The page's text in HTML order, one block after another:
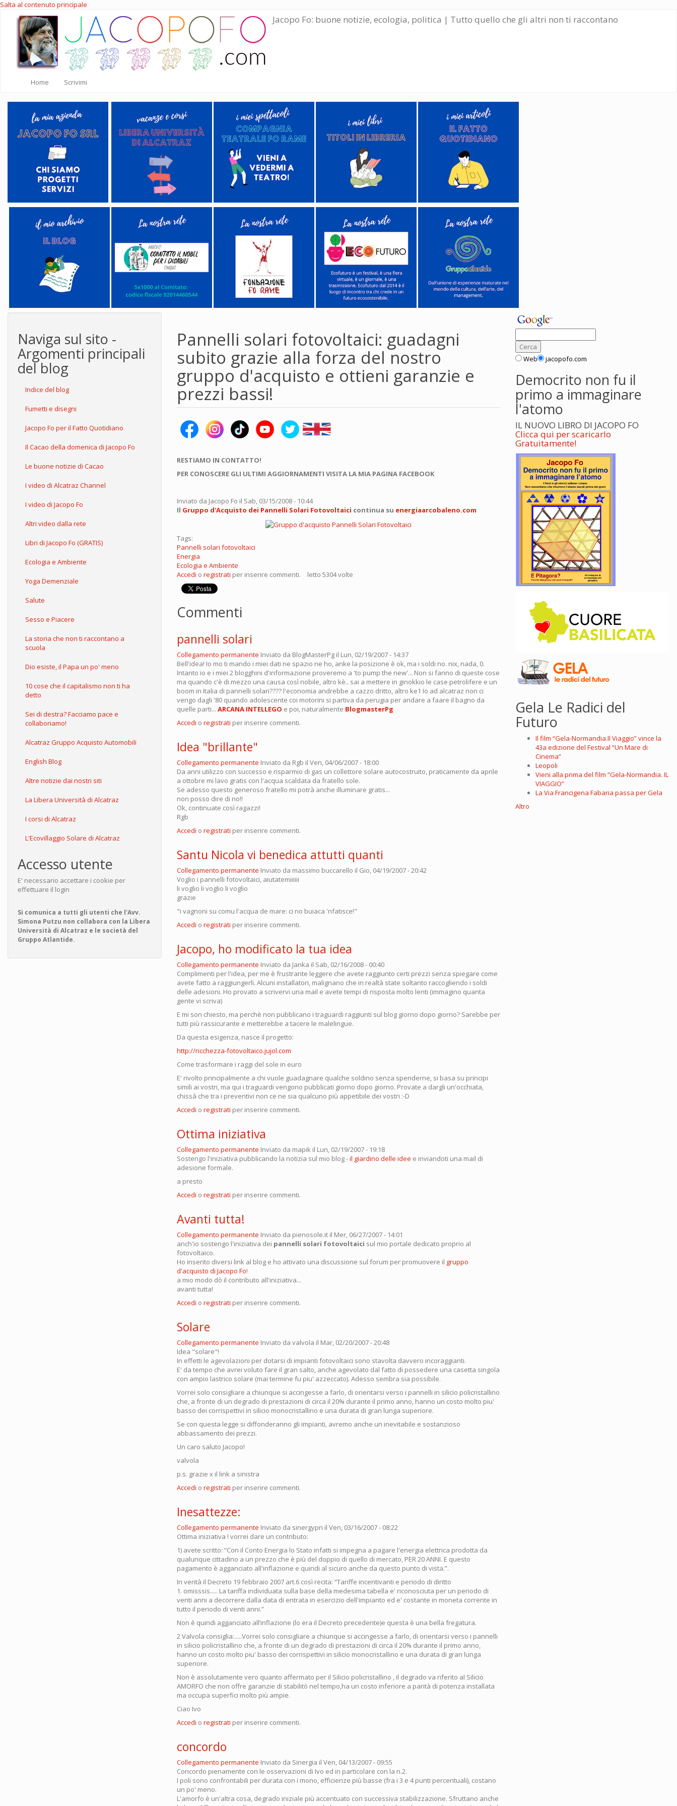
Salta al contenuto principale
Jacopo Fo: buone notizie, ecologia, politica | Tutto quello che gli altri non ti raccontano
Home Scrivimi
Naviga sul sito -
Argomenti principali
del blog
Indice del blog
Fumetti e disegni
Jacopo Fo per il Fatto Quotidiano
Il Cacao della domenica di Jacopo Fo
Le buone notizie di Cacao
I video di Alcatraz Channel
I video di Jacopo Fo
Altri video dalla rete
Libri di Jacopo Fo (GRATIS)
Ecologia e Ambiente
Yoga Demenziale
Salute
Sesso e Piacere
La storia che non ti raccontano a
scuola
Dio esiste, il Papa un po' meno
10 cose che il capitalismo non ti ha
detto
Sei di destra? Facciamo pace e
collaboriamo!
Alcatraz Gruppo Acquisto Automobili
English Blog
Altre notizie dai nostri siti
La Libera Università di Alcatraz
I corsi di Alcatraz
L'Ecovillaggio Solare di Alcatraz
Accesso utente
E' necessario accettare i cookie per
effettuare il login
Si comunica a tutti gli utenti che l'Avv.
Simona Putzu non collabora con la Libera
Università di Alcatraz e le società del
Gruppo Atlantide.
Pannelli solari fotovoltaici: guadagni
subito grazie alla forza del nostro
gruppo d'acquisto e ottieni garanzie e
prezzi bassi!
RESTIAMO IN CONTATTO!
PER CONOSCERE GLI ULTIMI AGGIORNAMENTI VISITA LA MIA PAGINA FACEBOOK
Inviato da Jacopo Fo il Sab, 03/15/2008 - 10:44
Il Gruppo d'Acquisto dei Pannelli Solari Fotovoltaici continua su energiaarcobaleno.com
Tags:
Pannelli solari fotovoltaici
Energia
Ecologia e Ambiente
Accedi o registrati per inserire commenti. letto 5304 volte
Commenti
pannelli solari
Collegamento permanente Inviato da BlogMasterPg il Lun, 02/19/2007 - 14:37
Bell'idea! Io mo ti mando i miei dati ne spazio ne ho, anke la posizione è ok, ma i soldi no. nix, nada, 0.
Intanto io e i miei 2 blogghini d'informazione proveremo a 'to pump the new'... Non si fanno di queste cose
ma quando c'è di mezzo una causa così nobile, altro kè.. sai a mettere in ginokkio le case petrolifere e un
boom in Italia di pannelli solari???? l'economia andrebbe a cazzo dritto, altro ke1 Io ad alcatraz non ci
vengo dagli '80 quando adolescente coi motorini si partiva da perugia per andare a faare il bagno da
quelle parti... ARCANA INTELLEGO e poi, naturalmente BlogmasterPg
Accedi o registrati per inserire commenti.
Idea "brillante"
Collegamento permanente Inviato da Rgb il Ven, 04/06/2007 - 18:00
Da anni utilizzo con successo e risparmio di gas un collettore solare autocostruito, praticamente da aprile
a ottobre mi lavo gratis con l'acqua scaldata da fratello sole.
Se adesso questo generoso fratello mi potrà anche illuminare gratis...
non posso dire di no!!
Ok, continuate così ragazzi!
Rgb
Accedi o registrati per inserire commenti.
Santu Nicola vi benedica attutti quanti
Collegamento permanente Inviato da massimo buccarello il Gio, 04/19/2007 - 20:42
Voglio i pannelli fotovoltaici, aiutatemiiiiii
li voglio li voglio li voglio
grazie
"i vagnoni su comu l'acqua de mare: ci no buiaca 'nfatisce!"
Accedi o registrati per inserire commenti.
Jacopo, ho modificato la tua idea
Collegamento permanente Inviato da Janka il Sab, 02/16/2008 - 00:40
Complimenti per l'idea, per me è frustrante leggere che avete raggiunto certi prezzi senza spiegare come
avete fatto a raggiungerli. Alcuni installatori, malignano che in realtà state soltanto raccogliendo i soldi
delle adesioni. Ho provato a scrivervi una mail e avete tempi di risposta molto lenti (immagino quanta
gente vi scriva)
E mi son chiesto, ma perchè non pubblicano i traguardi raggiunti sul blog giorno dopo giorno? Sarebbe per
tutti più rassicurante e metterebbe a tacere le malelingue.
Da questa esigenza, nasce il progetto:
http://ricchezza-fotovoltaico.jujol.com
Come trasformare i raggi del sole in euro
E' rivolto principalmente a chi vuole guadagnare qualche soldino senza spenderne, si basa su principi
simili ai vostri, ma qui i traguardi vengono pubblicati giorno dopo giorno. Provate a dargli un'occhiata,
chissà che tra i preventivi non ce ne sia qualcuno più appetibile dei vostri :-D
Accedi o registrati per inserire commenti.
Ottima iniziativa
Collegamento permanente Inviato da mapik il Lun, 02/19/2007 - 19:18
Sostengo l'iniziativa pubblicando la notizia sul mio blog -il giardino delle idee e inviandoti una mail di
adesione formale.
a presto
Accedi o registrati per inserire commenti.
Avanti tutta!
Collegamento permanente Inviato da pienosole.it il Mer, 06/27/2007 - 14:01
anch'io sostengo l'iniziativa dei pannelli solari fotovoltaici sul mio portale dedicato proprio al
fotovoltaico.
Ho inserito diversi link al blog e ho attivato una discussione sul forum per promuovere il gruppo
d'acquisto di Jacopo Fo!
a mio modo dò il contributo all'iniziativa...
avanti tutta!
Accedi o registrati per inserire commenti.
Solare
Collegamento permanente Inviato da valvola il Mar, 02/20/2007 - 20:48
Idea "solare"!
In effetti le agevolazioni per dotarsi di impianti fotovoltaici sono stavolta davvero incoraggianti.
E' da tempo che avrei voluto fare il gran salto, anche agevolato dal fatto di possedere una casetta singola
con ampio lastrico solare (mai termine fu piu' azzeccato). Adesso sembra sia possibile.
Vorrei solo consigliare a chiunque si accingesse a farlo, di orientarsi verso i pannelli in silicio policristallino
che, a fronte di un degrado di prestazioni di circa il 20% durante il primo anno, hanno un costo molto piu'
basso dei corrispettivi in silicio monocristallino e una durata di gran lunga superiore.
Se con questa legge si diffonderanno gli impianti, avremo anche un inevitabile e sostanzioso
abbassamento dei prezzi.
Un caro saluto Jacopo!
valvola
p.s. grazie x il link a sinistra
Accedi o registrati per inserire commenti.
Inesattezze:
Collegamento permanente Inviato da sinergypn il Ven, 03/16/2007 - 08:22
Ottima iniziativa ! vorrei dare un contributo:
1) avete scritto: “Con il Conto Energia lo Stato infatti si impegna a pagare l'energia elettrica prodotta da
qualunque cittadino a un prezzo che è più del doppio di quello di mercato, PER 20 ANNI. E questo
pagamento è agganciato all'inflazione e quindi al sicuro anche da questo punto di vista.”.
In verità il Decreto 19 febbraio 2007 art.6 così recita: “Tariffe incentivanti e periodo di diritto
1. omisssis..... La tariffa individuata sulla base della medesima tabella e' riconosciuta per un periodo di
venti anni a decorrere dalla data di entrata in esercizio dell'impianto ed e' costante in moneta corrente in
tutto il periodo di venti anni.”
Non è quindi agganciato all’inflazione (lo era il Decreto precedente)e questa è una bella fregatura.
2 Valvola consiglia:.....Vorrei solo consigliare a chiunque si accingesse a farlo, di orientarsi verso i pannelli
in silicio policristallino che, a fronte di un degrado di prestazioni di circa il 20% durante il primo anno,
hanno un costo molto piu' basso dei corrispettivi in silicio monocristallino e una durata di gran lunga
superiore.
Non è assolutamente vero quanto affermato per il Silicio policristallino , il degrado va riferito al Silicio
AMORFO che non offre garanzie di stabilitò nel tempo,ha un costo inferiore a parità di potenza installata
ma occupa superfici molto più ampie.
Ciao Ivo
Accedi o registrati per inserire commenti.
concordo
Collegamento permanente Inviato da Sinergia il Ven, 04/13/2007 - 09:55
Concordo pienamente con le osservazioni di Ivo ed in particolare con la n.2.
I poli sono confrontabili per durata con i mono, efficienze più basse (fra i 3 e 4 punti percentuali), costano
un po' meno.
L'amorfo è un'altra cosa, degrado iniziale più accentuato con successiva stabilizzazione. Sfruttano anche
Web jacopofo.com
Democrito non fu il
primo a immaginare
l'atomo
IL NUOVO LIBRO DI JACOPO FO
Clicca qui per scaricarlo
Gratuitamente!
Gela Le Radici del
Futuro
Il film “Gela-Normandia.Il Viaggio” vince la
43a edizione del Festival “Un Mare di
Cinema”
Leopoli
Vieni alla prima del film “Gela-Normandia. IL
VIAGGIO”
La Via Francigena Fabaria passa per Gela
Altro